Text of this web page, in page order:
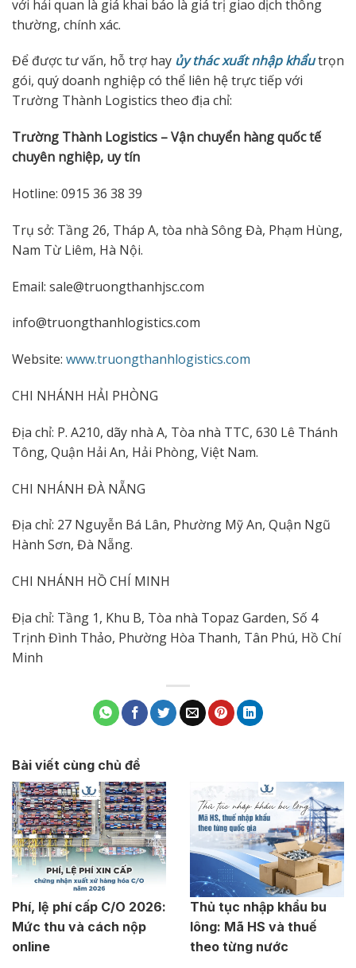
với hải quan là giá khai báo là giá trị giao dịch thông
thường, chính xác.
Để được tư vấn, hỗ trợ hay ủy thác xuất nhập khẩutrọn
gói, quý doanh nghiệp có thể liên hệ trực tiếp với
Trường Thành Logistics theo địa chỉ:
Trường Thành Logistics – Vận chuyển hàng quốc tế
chuyên nghiệp, uy tín
Hotline: 0915 36 38 39
Trụ sở: Tầng 26, Tháp A, tòa nhà Sông Đà, Phạm Hùng,
Nam Từ Liêm, Hà Nội.
Email: sale@truongthanhjsc.com
info@truongthanhlogistics.com
Website: www.truongthanhlogistics.com
CHI NHÁNH HẢI PHÒNG
Địa chỉ: P. A210, dãy nhà A, Tòa nhà TTC, 630 Lê Thánh
Tông, Quận Hải An, Hải Phòng, Việt Nam.
CHI NHÁNH ĐÀ NẴNG
Địa chỉ: 27 Nguyễn Bá Lân, Phường Mỹ An, Quận Ngũ
Hành Sơn, Đà Nẵng.
CHI NHÁNH HỒ CHÍ MINH
Địa chỉ: Tầng 1, Khu B, Tòa nhà Topaz Garden, Số 4
Trịnh Đình Thảo, Phường Hòa Thanh, Tân Phú, Hồ Chí
Minh
Bài viết cùng chủ đề
Phí, lệ phí cấp C/O 2026:
Mức thu và cách nộp
online
Thủ tục nhập khẩu bu
lông: Mã HS và thuế
theo từng nước